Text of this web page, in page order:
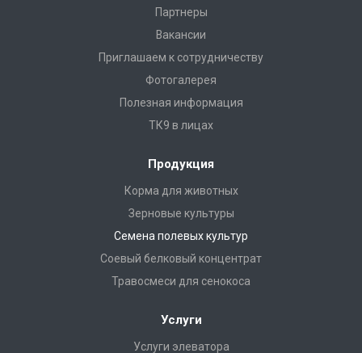
Партнеры
Вакансии
Приглашаем к сотрудничеству
Фотогалерея
Полезная информация
ТК9 в лицах
Продукция
Корма для животных
Зерновые культуры
Семена полевых культур
Соевый белковый концентрат
Травосмеси для сенокоса
Услуги
Услуги элеватора